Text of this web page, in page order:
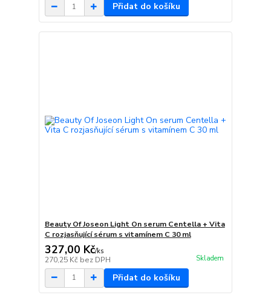
Přidat do košíku
Beauty Of Joseon Light On serum Centella + Vita
C rozjasňující sérum s vitamínem C 30 ml
327,00 Kč/ks
270,25 Kč bez DPH Skladem
Přidat do košíku